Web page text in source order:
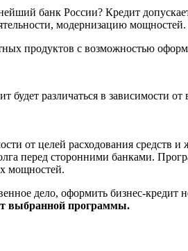
банк России? Кредит
модернизацию мощностей.
продуктов с возможностью
будет различаться в зависимости
от целей расходования
перед сторонними банками.
мощностей.
дело, оформить бизнес-кредит
выбранной программы.